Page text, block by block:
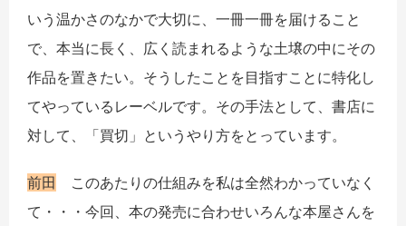
いう温かさのなかで大切に、一冊一冊を届けること
で、本当に長く、広く読まれるような土壌の中にその
作品を置きたい。そうしたことを目指すことに特化し
てやっているレーベルです。その手法として、書店に
対して、「買切」というやり方をとっています。
前田 このあたりの仕組みを私は全然わかっていなく
て・・・今回、本の発売に合わせいろんな本屋さんを